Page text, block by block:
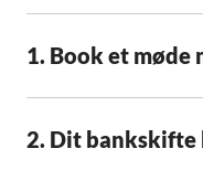
1. Book et møde
2. Dit bankskifte